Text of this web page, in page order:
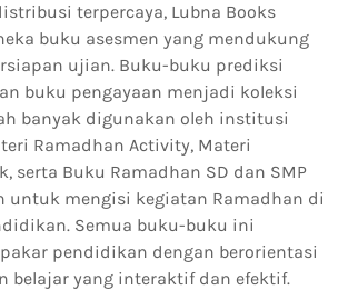
terpercaya, Lubna Books
buku asesmen yang mendukung
ujian. Buku-buku prediksi
buku pengayaan menjadi koleksi
banyak digunakan oleh institusi
Ramadhan Activity, Materi
serta Buku Ramadhan SD dan SMP
untuk mengisi kegiatan Ramadhan di
Semua buku-buku ini
pendidikan dengan berorientasi
belajar yang interaktif dan efektif.